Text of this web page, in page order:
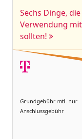
Sechs Dinge,
Verwendung
sollten!
Grundgebühr mtl. nur
Anschlussgebühr